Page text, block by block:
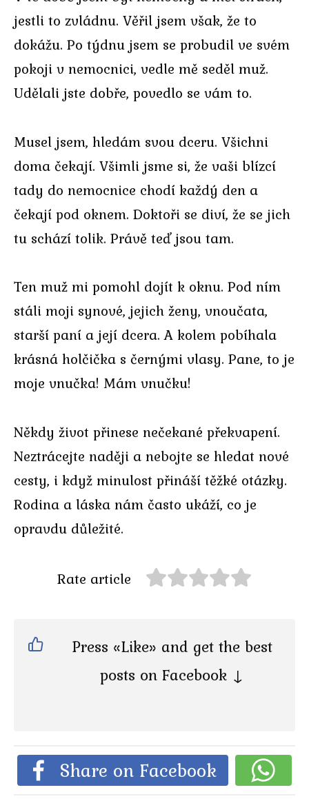
jestli to zvládnu. Věřil jsem však, že to
dokážu. Po týdnu jsem se probudil ve svém
pokoji v nemocnici, vedle mě seděl muž.
Udělali jste dobře, povedlo se vám to.
Musel jsem, hledám svou dceru. Všichni
doma čekají. Všimli jsme si, že vaši blízcí
tady do nemocnice chodí každý den a
čekají pod oknem. Doktoři se diví, že se jich
tu schází tolik. Právě teď jsou tam.
Ten muž mi pomohl dojít k oknu. Pod ním
stáli moji synové, jejich ženy, vnoučata,
starší paní a její dcera. A kolem pobíhala
krásná holčička s černými vlasy. Pane, to je
moje vnučka! Mám vnučku!
Někdy život přinese nečekané překvapení.
Neztrácejte naději a nebojte se hledat nové
cesty, i když minulost přináší těžké otázky.
Rodina a láska nám často ukáží, co je
opravdu důležité.
Rate article
Press «Like» and get the best
posts on Facebook ↓
Share on Facebook